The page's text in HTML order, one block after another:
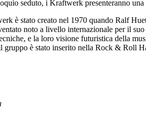
seduto, i Kraftwerk presenteranno
è stato creato nel 1970 quando Ralf
noto a livello internazionale per il
e la loro visione futuristica della
gruppo è stato inserito nella Rock & Roll